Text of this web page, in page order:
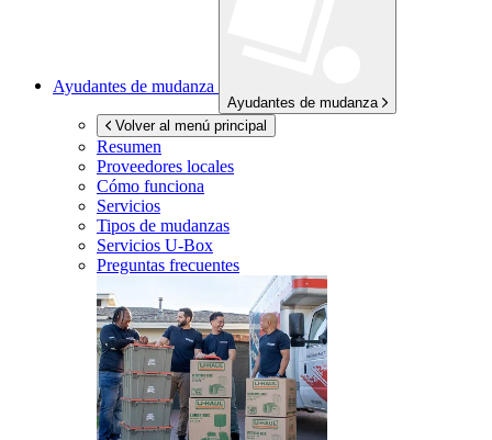
Ayudantes de mudanza
Ayudantes de mudanza
Volver al menú principal
Resumen
Proveedores locales
Cómo funciona
Servicios
Tipos de mudanzas
Servicios U-Box
Preguntas frecuentes